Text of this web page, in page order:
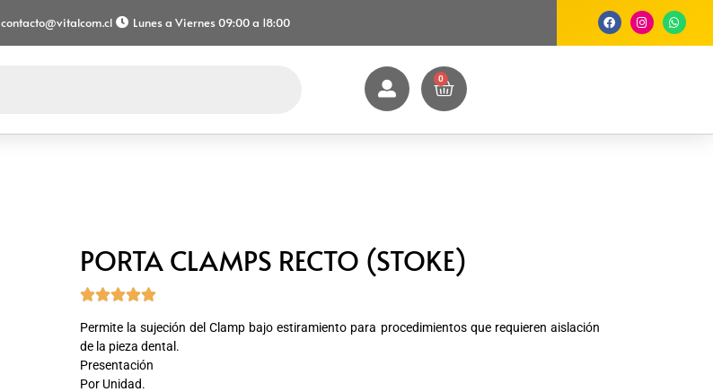
contacto@vitalcom.cl Lunes a Viernes 09:00 a 18:00
0
PORTA CLAMPS RECTO (STOKE)

Permite la sujeción del Clamp bajo estiramiento para procedimientos que requieren aislación
de la pieza dental.
Presentación
Por Unidad.